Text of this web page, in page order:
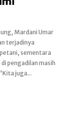
juga...